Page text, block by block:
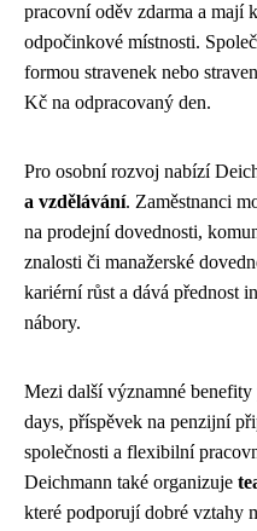
pracovní oděv zdarma a mají
odpočinkové místnosti.
formou stravenek nebo
Kč na odpracovaný den.
Pro osobní rozvoj nabízí
a vzdělávání. Zaměstnanci
na prodejní dovednosti,
znalosti či manažerské
kariérní růst a dává přednost
nábory.
Mezi další významné benefity
days, příspěvek na penzijní
společnosti a flexibilní
Deichmann také organizuje
které podporují dobré vztahy